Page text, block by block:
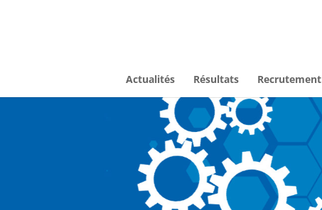
Actualités Résultats Recrutement